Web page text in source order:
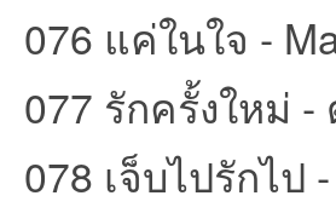
076 แค่ในใจ -
077 รักครั้งใหม่
078 เจ็บไปรักไป